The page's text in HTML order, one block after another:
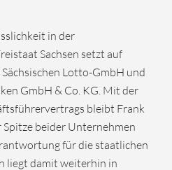
in der
Sachsen setzt auf
Lotto-GmbH und
GmbH & Co. KG. Mit der
bleibt Frank
beider Unternehmen
für die staatlichen
liegt damit weiterhin in